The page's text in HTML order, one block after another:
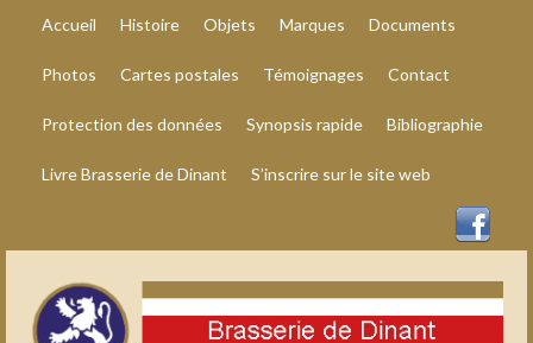
Accueil Histoire Objets Marques Documents
Photos Cartes postales Témoignages Contact
Protection des données Synopsis rapide Bibliographie
Livre Brasserie de Dinant S’inscrire sur le site web